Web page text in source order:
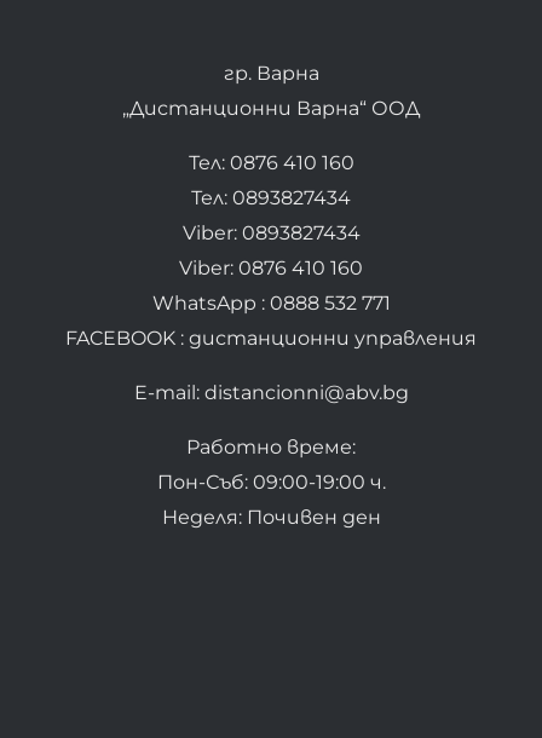
гр. Варна
„Дистанционни Варна“ ООД
Тел: 0876 410 160
Тел: 0893827434
Viber: 0893827434
Viber: 0876 410 160
WhatsApp : 0888 532 771
FACEBOOK : дистанционни управления
E-mail: distancionni@abv.bg
Работно време:
Пон-Съб: 09:00-19:00 ч.
Неделя: Почивен ден